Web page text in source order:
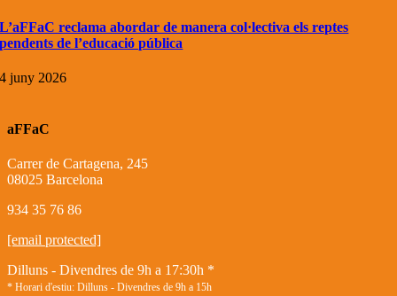
L’aFFaC reclama abordar de manera col·lectiva els reptes
pendents de l’educació pública
4 juny 2026
aFFaC
Carrer de Cartagena, 245
08025 Barcelona
934 35 76 86
[email protected]
Dilluns - Divendres de 9h a 17:30h *
* Horari d'estiu: Dilluns - Divendres de 9h a 15h